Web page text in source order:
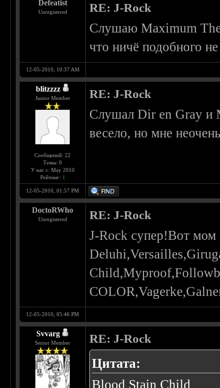
Defeatist
Unregistered RE: J-Rock
Слушаю Maximum The
что ничё подобного
12-05-2010, 10:37 AM
blitzzzz
Junior Member
Сообщений: 22
Темы: 0
У нас с: May 2010
Рейтинг: 1
RE: J-Rock
Слушал Dir en Gray и
весело, но мне
12-05-2010, 01:57 PM
DoctoRWho
Unregistered RE: J-Rock
J-Rock супер!Вот
12-05-2010, 05:46 PM
Svvarg
Senior Member RE: J-Rock
Цитата:
Blood Stain Child